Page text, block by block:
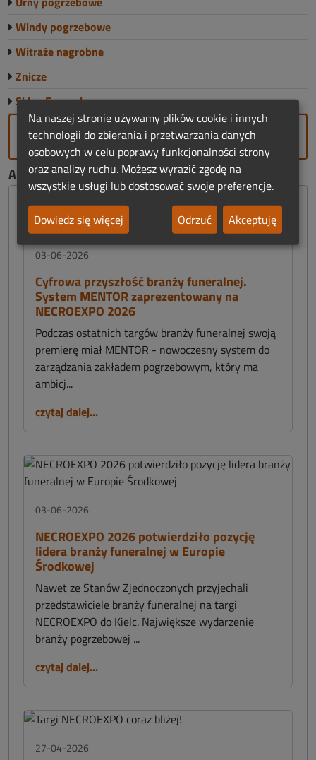
Windy pogrzebowe
Witraże nagrobne
Znicze
Sklep Funeralny
DODAJ FIRMĘ
AKTUALNOŚCI FUNERALNE:
03-06-2026
Cyfrowa przyszłość branży funeralnej.
System MENTOR zaprezentowany na
NECROEXPO 2026
Podczas ostatnich targów branży funeralnej swoją
premierę miał MENTOR - nowoczesny system do
zarządzania zakładem pogrzebowym, który ma
ambicj...
czytaj dalej...
03-06-2026
NECROEXPO 2026 potwierdziło pozycję
lidera branży funeralnej w Europie
Środkowej
Nawet ze Stanów Zjednoczonych przyjechali
przedstawiciele branży funeralnej na targi
NECROEXPO do Kielc. Największe wydarzenie
branży pogrzebowej ...
czytaj dalej...
27-04-2026
Na naszej stronie używamy plików cookie i innych
technologii do zbierania i przetwarzania danych
osobowych w celu poprawy funkcjonalności strony
oraz analizy ruchu. Możesz wyrazić zgodę na
wszystkie usługi lub dostosować swoje preferencje.
Dowiedz się więcej
Odrzuć Akceptuję